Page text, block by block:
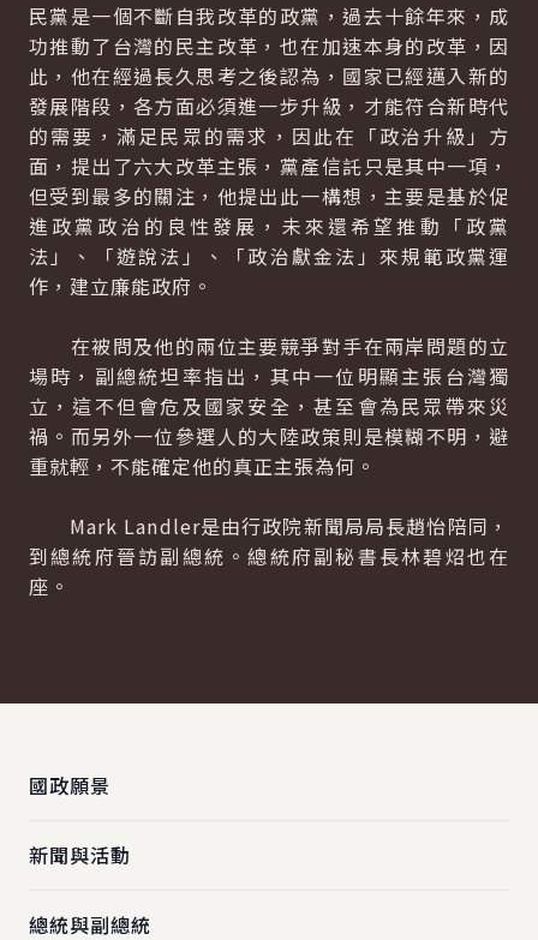
民黨是一個不斷自我改革的政黨，過去十餘年來，成
功推動了台灣的民主改革，也在加速本身的改革，因
此，他在經過長久思考之後認為，國家已經邁入新的
發展階段，各方面必須進一步升級，才能符合新時代
的需要，滿足民眾的需求，因此在「政治升級」方
面，提出了六大改革主張，黨產信託只是其中一項，
但受到最多的關注，他提出此一構想，主要是基於促
進政黨政治的良性發展，未來還希望推動「政黨
法」、「遊說法」、「政治獻金法」來規範政黨運
作，建立廉能政府。
在被問及他的兩位主要競爭對手在兩岸問題的立
場時，副總統坦率指出，其中一位明顯主張台灣獨
立，這不但會危及國家安全，甚至會為民眾帶來災
禍。而另外一位參選人的大陸政策則是模糊不明，避
重就輕，不能確定他的真正主張為何。
Mark Landler是由行政院新聞局局長趙怡陪同，
到總統府晉訪副總統。總統府副秘書長林碧炤也在
座。
國政願景
新聞與活動
總統與副總統